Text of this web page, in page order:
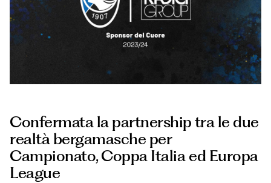
Confermata la partnership tra le due
realtà bergamasche per
Campionato, Coppa Italia ed Europa
League